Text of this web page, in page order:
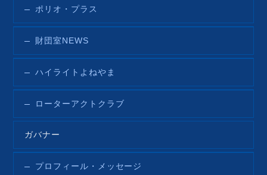
ポリオ・プラス
財団室NEWS
ハイライトよねやま
ローターアクトクラブ
ガバナー
プロフィール・メッセージ